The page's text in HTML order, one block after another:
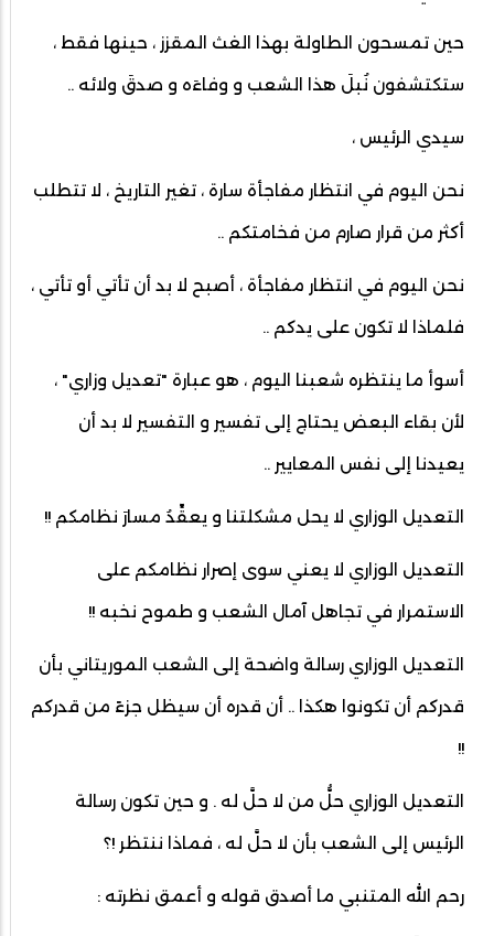
حين تمسحون الطاولة بهذا الغث المقزز ، حينها فقط ،
ستكتشفون نُبلَ هذا الشعب و وفاءَه و صدقَ ولائه ..
سيدي الرئيس ،
نحن اليوم في انتظار مفاجأة سارة ، تغير التاريخ ، لا تتطلب
أكثر من قرار صارم من فخامتكم ..
نحن اليوم في انتظار مفاجأة ، أصبح لا بد أن تأتي أو تأتي ،
فلماذا لا تكون على يدكم ..
أسوأ ما ينتظره شعبنا اليوم ، هو عبارة "تعديل وزاري" ،
لأن بقاء البعض يحتاج إلى تفسير و التفسير لا بد أن
يعيدنا إلى نفس المعايير ..
التعديل الوزاري لا يحل مشكلتنا و يعقِّدُ مسارَ نظامكم !!
التعديل الوزاري لا يعني سوى إصرار نظامكم على
الاستمرار في تجاهل آمال الشعب و طموح نخبه !!
التعديل الوزاري رسالة واضحة إلى الشعب الموريتاني بأن
قدركم أن تكونوا هكذا .. أن قدره أن سيظل جزءً من قدركم
!!
التعديل الوزاري حلُّ من لا حلَّ له . و حين تكون رسالة
الرئيس إلى الشعب بأن لا حلَّ له ، فماذا ننتظر !؟
رحم الله المتنبي ما أصدق قوله و أعمق نظرته :